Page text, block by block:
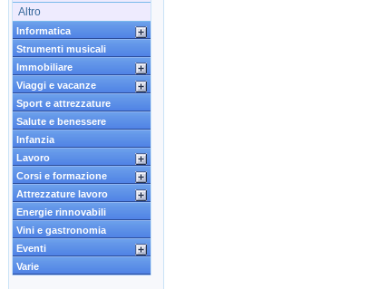
Altro
Informatica
Strumenti musicali
Immobiliare
Viaggi e vacanze
Sport e attrezzature
Salute e benessere
Infanzia
Lavoro
Corsi e formazione
Attrezzature lavoro
Energie rinnovabili
Vini e gastronomia
Eventi
Varie